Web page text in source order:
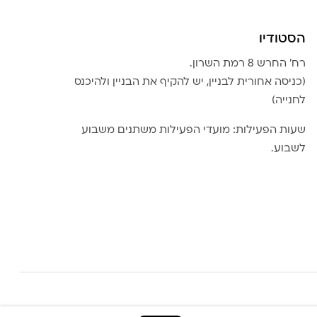
הסטודיו
רח׳ החרש 8 רמת השרון.
(כניסה אחורית לבניין, יש להקיף את הבניין ולהיכנס
לחנייה)
שעות הפעילות: מועדי הפעילות משתנים משבוע
לשבוע.